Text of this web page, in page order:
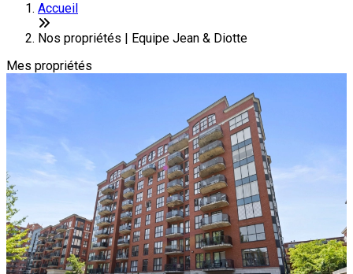
+
−
Accueil
Nos propriétés | Equipe Jean & Diotte
Mes propriétés